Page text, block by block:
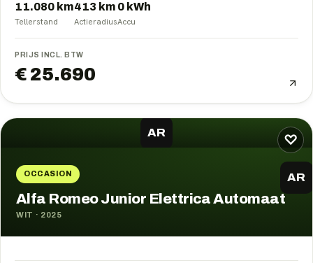
11.080 km
Tellerstand
413 km
Actieradius
0 kWh
Accu
PRIJS INCL. BTW
€ 25.690
♡
AR
OCCASION AR
Alfa Romeo Junior Elettrica Automaat
WIT · 2025